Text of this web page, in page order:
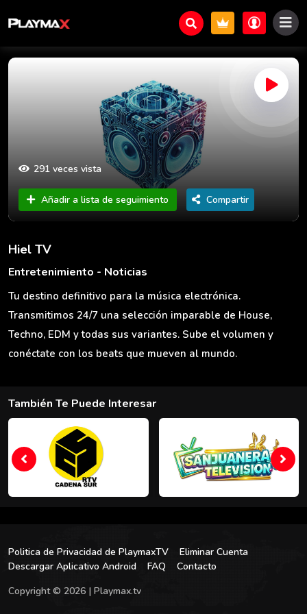
291 veces vista
Añadir a lista de seguimiento Compartir
Hiel TV
Entretenimiento - Noticias
Tu destino definitivo para la música electrónica.
Transmitimos 24/7 una selección imparable de House,
Techno, EDM y todas sus variantes. Sube el volumen y
conéctate con los beats que mueven al mundo.
También Te Puede Interesar
Politica de Privacidad de PlaymaxTV
Eliminar Cuenta
Descargar Aplicativo Android
FAQ
Contacto
Copyright © 2026 | Playmax.tv